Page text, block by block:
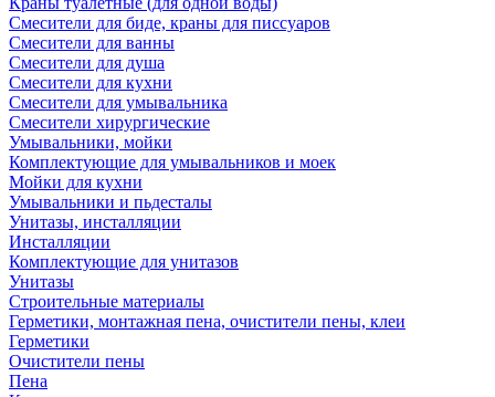
Смесители для биде, краны для писсуаров
Смесители для ванны
Смесители для душа
Смесители для кухни
Смесители для умывальника
Смесители хирургические
Умывальники, мойки
Комплектующие для умывальников и моек
Мойки для кухни
Умывальники и пьдесталы
Унитазы, инсталляции
Инсталляции
Комплектующие для унитазов
Унитазы
Строительные материалы
Герметики, монтажная пена, очистители пены, клеи
Герметики
Очистители пены
Пена